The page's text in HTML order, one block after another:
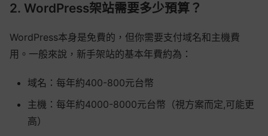
2. WordPress架站需要多少預算？
WordPress本身是免費的，但你需要支付域名和主機費
用。一般來說，新手架站的基本年費約為：
域名：每年約400-800元台幣
主機：每年約4000-8000元台幣（視方案而定,可能更
高）